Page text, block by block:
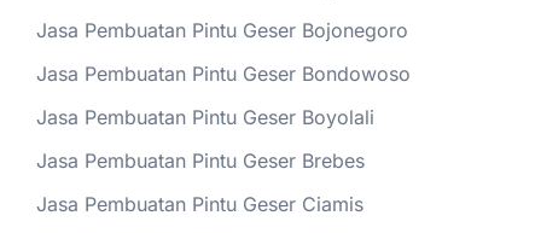
Jasa Pembuatan Pintu Geser Bojonegoro
Jasa Pembuatan Pintu Geser Bondowoso
Jasa Pembuatan Pintu Geser Boyolali
Jasa Pembuatan Pintu Geser Brebes
Jasa Pembuatan Pintu Geser Ciamis